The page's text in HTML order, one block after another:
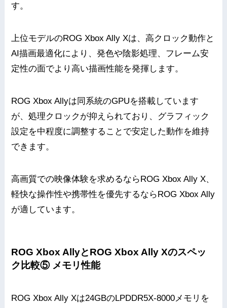
す。
上位モデルのROG Xbox Ally Xは、高クロック動作と
AI描画最適化により、発色や陰影処理、フレーム安
定性の面でより高い描画性能を発揮します。
ROG Xbox Allyは同系統のGPUを搭載しています
が、処理クロックが抑えられており、グラフィック
設定を中程度に調整することで安定した動作を維持
できます。
高画質での映像体験を求めるならROG Xbox Ally X、
軽快な操作性や携帯性を優先するならROG Xbox Ally
が適しています。
ROG Xbox AllyとROG Xbox Ally Xのスペッ
ク比較⑤ メモリ性能
ROG Xbox Ally Xは24GBのLPDDR5X-8000メモリを